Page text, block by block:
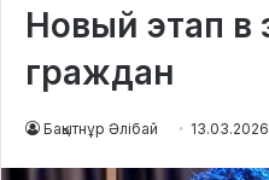
Новый этап в
граждан
Бақытнұр Әлібай 13.03.2026